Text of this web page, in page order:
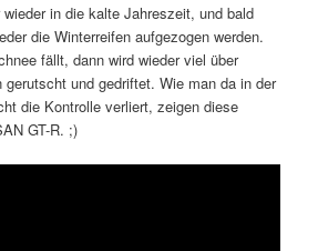
in die kalte Jahreszeit, und bald
die Winterreifen aufgezogen werden.
fällt, dann wird wieder viel über
und gedriftet. Wie man da in der
die Kontrolle verliert, zeigen diese
GT-R. ;)